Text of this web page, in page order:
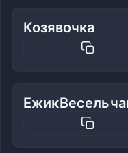
Козявочка